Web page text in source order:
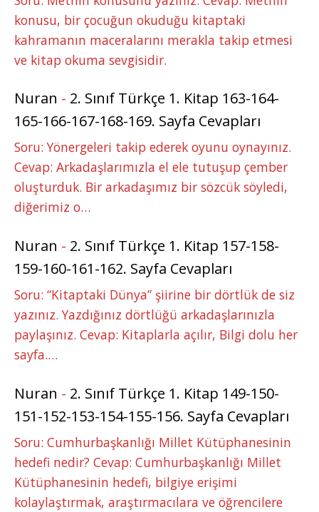
konusu, bir çocuğun okuduğu kitaptaki
kahramanın maceralarını merakla takip etmesi
ve kitap okuma sevgisidir.
Nuran - 2. Sınıf Türkçe 1. Kitap 163-164-
165-166-167-168-169. Sayfa Cevapları
Soru: Yönergeleri takip ederek oyunu oynayınız.
Cevap: Arkadaşlarımızla el ele tutuşup çember
oluşturduk. Bir arkadaşımız bir sözcük söyledi,
diğerimiz o…
Nuran - 2. Sınıf Türkçe 1. Kitap 157-158-
159-160-161-162. Sayfa Cevapları
Soru: “Kitaptaki Dünya” şiirine bir dörtlük de siz
yazınız. Yazdığınız dörtlüğü arkadaşlarınızla
paylaşınız. Cevap: Kitaplarla açılır, Bilgi dolu her
sayfa.…
Nuran - 2. Sınıf Türkçe 1. Kitap 149-150-
151-152-153-154-155-156. Sayfa Cevapları
Soru: Cumhurbaşkanlığı Millet Kütüphanesinin
hedefi nedir? Cevap: Cumhurbaşkanlığı Millet
Kütüphanesinin hedefi, bilgiye erişimi
kolaylaştırmak, araştırmacılara ve öğrencilere